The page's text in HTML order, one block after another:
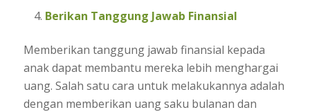
Berikan Tanggung Jawab Finansial
Memberikan tanggung jawab finansial kepada
anak dapat membantu mereka lebih menghargai
uang. Salah satu cara untuk melakukannya adalah
dengan memberikan uang saku bulanan dan